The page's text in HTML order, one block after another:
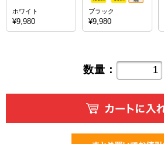
ホワイト
¥9,980
ブラック
¥9,980
数量：